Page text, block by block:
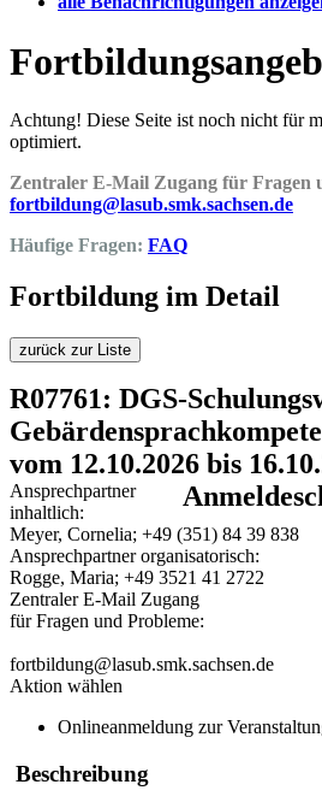
Achtung! Diese Seite ist noch nicht für
optimiert.
Zentraler E-Mail Zugang für Fragen
fortbildung@lasub.smk.sachsen.de
Häufige Fragen: FAQ
Fortbildung im Detail
zurück zur Liste
R07761: DGS-
vom 12.10.2026 bis
Ansprechpartner
inhaltlich:
Meyer, Cornelia; +49 (351) 84 39 838
Ansprechpartner organisatorisch:
Rogge, Maria; +49 3521 41 2722
Zentraler E-Mail Zugang
für Fragen und Probleme:
fortbildung@lasub.smk.sachsen.de
Aktion wählen
Onlineanmeldung zur
Beschreibung